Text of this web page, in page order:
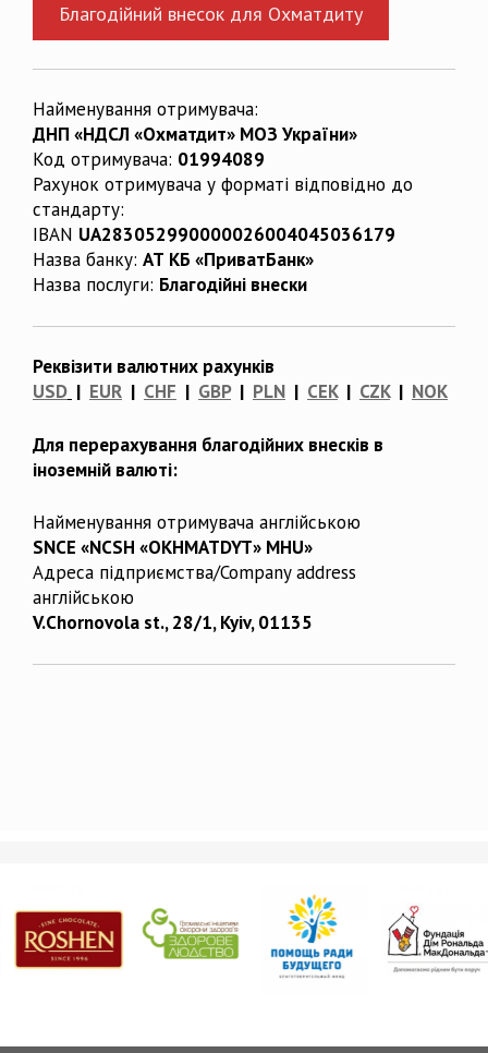
Благодійний внесок для Охматдиту
Найменування отримувача:
ДНП «НДСЛ «Охматдит» МОЗ України»
Код отримувача: 01994089
Рахунок отримувача у форматі відповідно до
стандарту:
IBAN UA283052990000026004045036179
Назва банку: АТ КБ «ПриватБанк»
Назва послуги: Благодійні внески
Реквізити валютних рахунків
USD | EUR | CHF | GBP| PLN | CEK| CZK| NOK
Для перерахування благодійних внесків в
іноземній валюті:
Найменування отримувача англійською
SNCE «NCSH «OKHMATDYT» MHU»
Адреса підприємства/Company address
англійською
V.Chornovola st., 28/1, Kyiv, 01135